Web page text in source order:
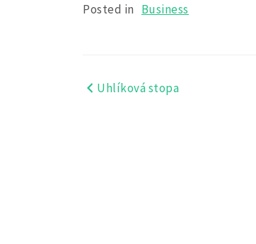
Posted in Business
Navigace
Uhlíková stopa